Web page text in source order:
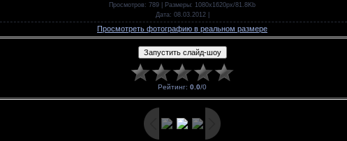
Просмотров: 789 | Размеры: 1080x1620px/81.8Kb
Дата: 08.03.2012
Просмотреть фотографию в реальном размере
Рейтинг: 0.0/0